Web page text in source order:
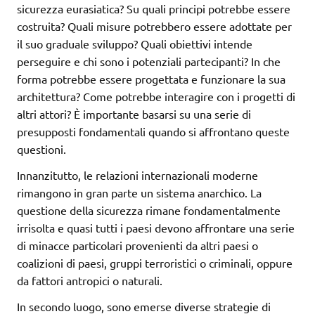
sicurezza eurasiatica? Su quali principi potrebbe essere
costruita? Quali misure potrebbero essere adottate per
il suo graduale sviluppo? Quali obiettivi intende
perseguire e chi sono i potenziali partecipanti? In che
forma potrebbe essere progettata e funzionare la sua
architettura? Come potrebbe interagire con i progetti di
altri attori? È importante basarsi su una serie di
presupposti fondamentali quando si affrontano queste
questioni.
Innanzitutto, le relazioni internazionali moderne
rimangono in gran parte un sistema anarchico. La
questione della sicurezza rimane fondamentalmente
irrisolta e quasi tutti i paesi devono affrontare una serie
di minacce particolari provenienti da altri paesi o
coalizioni di paesi, gruppi terroristici o criminali, oppure
da fattori antropici o naturali.
In secondo luogo, sono emerse diverse strategie di